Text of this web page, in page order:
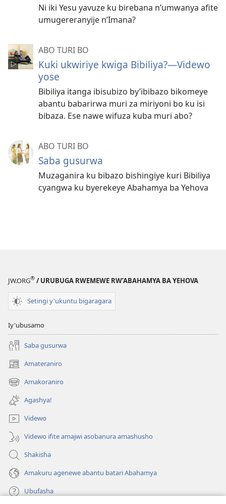
Ni iki Yesu yavuze ku birebana n’umwanya afite
umugereranyije n’Imana?
ABO TURI BO
Kuki ukwiriye kwiga Bibiliya?—Videwo
yose
Bibiliya itanga ibisubizo by’ibibazo bikomeye
abantu babarirwa muri za miriyoni bo ku isi
bibaza. Ese nawe wifuza kuba muri abo?
ABO TURI BO
Saba gusurwa
Muzaganira ku bibazo bishingiye kuri Bibiliya
cyangwa ku byerekeye Abahamya ba Yehova
JW.ORG® / URUBUGA RWEMEWE RW’ABAHAMYA BA YEHOVA
Setingi y'ukuntu bigaragara
Iy'ubusamo
Saba gusurwa
Amateraniro
(ifungukire
ahandi)Amakoraniro
(ifungukire
ahandi)Agashya!
Videwo
Videwo ifite amajwi asobanura amashusho
Shakisha
Amakuru agenewe abantu batari Abahamya
Ubufasha